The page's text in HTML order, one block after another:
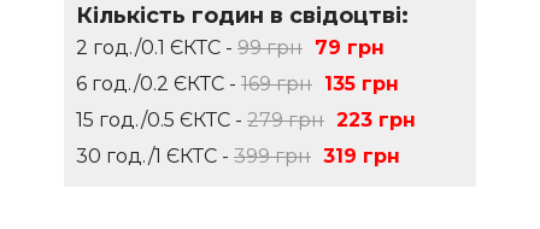
Кількість годин в свідоцтві:
2 год./0.1 ЄКТС - 99 грн 79 грн
6 год./0.2 ЄКТС - 169 грн 135 грн
15 год./0.5 ЄКТС - 279 грн 223 грн
30 год./1 ЄКТС - 399 грн 319 грн